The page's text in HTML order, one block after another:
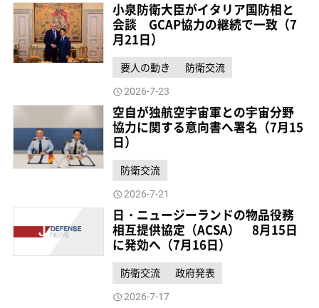
小泉防衛大臣がイタリア国防相と
会談 GCAP協力の継続で一致（7
月21日）
要人の動き 防衛交流
2026-7-23
空自が独航空宇宙軍との宇宙分野
協力に関する意向書へ署名（7月15
日）
防衛交流
2026-7-21
日・ニュージーランドの物品役務
相互提供協定（ACSA） 8月15日
に発効へ（7月16日）
防衛交流 政府発表
2026-7-17